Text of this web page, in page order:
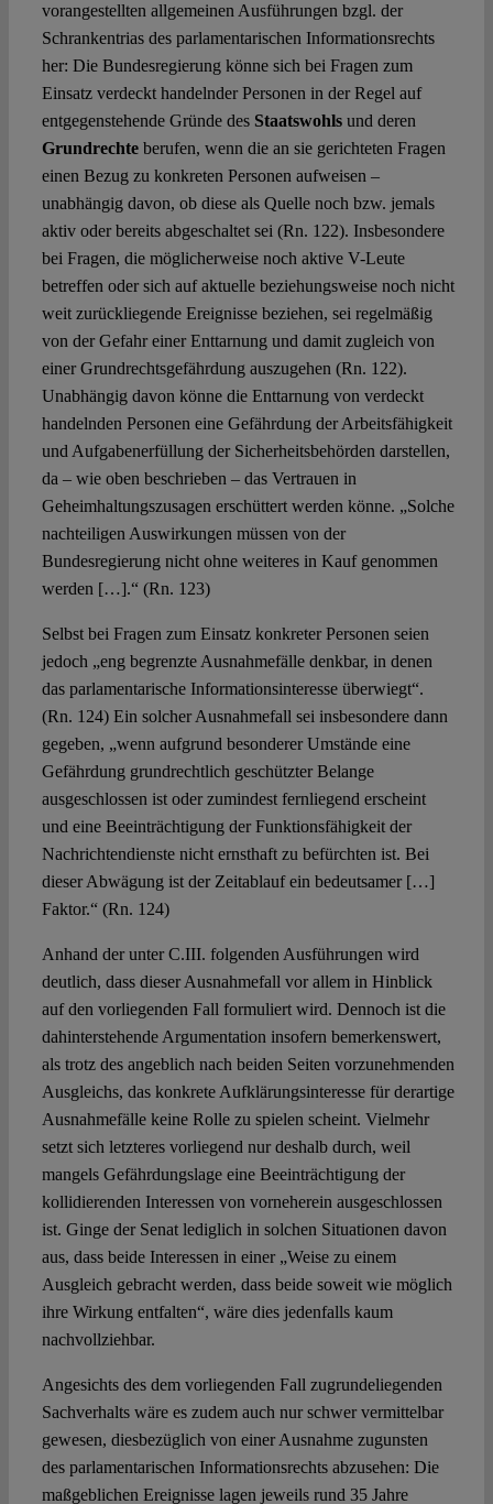
vorangestellten allgemeinen Ausführungen bzgl. der
Schrankentrias des parlamentarischen Informationsrechts
her: Die Bundesregierung könne sich bei Fragen zum
Einsatz verdeckt handelnder Personen in der Regel auf
entgegenstehende Gründe des Staatswohlsund deren
Grundrechteberufen, wenn die an sie gerichteten Fragen
einen Bezug zu konkreten Personen aufweisen –
unabhängig davon, ob diese als Quelle noch bzw. jemals
aktiv oder bereits abgeschaltet sei (Rn. 122). Insbesondere
bei Fragen, die möglicherweise noch aktive V-Leute
betreffen oder sich auf aktuelle beziehungsweise noch nicht
weit zurückliegende Ereignisse beziehen, sei regelmäßig
von der Gefahr einer Enttarnung und damit zugleich von
einer Grundrechtsgefährdung auszugehen (Rn. 122).
Unabhängig davon könne die Enttarnung von verdeckt
handelnden Personen eine Gefährdung der Arbeitsfähigkeit
und Aufgabenerfüllung der Sicherheitsbehörden darstellen,
da – wie oben beschrieben – das Vertrauen in
Geheimhaltungszusagen erschüttert werden könne. „Solche
nachteiligen Auswirkungen müssen von der
Bundesregierung nicht ohne weiteres in Kauf genommen
werden […].“ (Rn. 123)
Selbst bei Fragen zum Einsatz konkreter Personen seien
jedoch „eng begrenzte Ausnahmefälle denkbar, in denen
das parlamentarische Informationsinteresse überwiegt“.
(Rn. 124) Ein solcher Ausnahmefall sei insbesondere dann
gegeben, „wenn aufgrund besonderer Umstände eine
Gefährdung grundrechtlich geschützter Belange
ausgeschlossen ist oder zumindest fernliegend erscheint
und eine Beeinträchtigung der Funktionsfähigkeit der
Nachrichtendienste nicht ernsthaft zu befürchten ist. Bei
dieser Abwägung ist der Zeitablauf ein bedeutsamer […]
Faktor.“ (Rn. 124)
Anhand der unter C.III. folgenden Ausführungen wird
deutlich, dass dieser Ausnahmefall vor allem in Hinblick
auf den vorliegenden Fall formuliert wird. Dennoch ist die
dahinterstehende Argumentation insofern bemerkenswert,
als trotz des angeblich nach beiden Seiten vorzunehmenden
Ausgleichs, das konkrete Aufklärungsinteresse für derartige
Ausnahmefälle keine Rolle zu spielen scheint. Vielmehr
setzt sich letzteres vorliegend nur deshalb durch, weil
mangels Gefährdungslage eine Beeinträchtigung der
kollidierenden Interessen von vorneherein ausgeschlossen
ist. Ginge der Senat lediglich in solchen Situationen davon
aus, dass beide Interessen in einer „Weise zu einem
Ausgleich gebracht werden, dass beide soweit wie möglich
ihre Wirkung entfalten“, wäre dies jedenfalls kaum
nachvollziehbar.
Angesichts des dem vorliegenden Fall zugrundeliegenden
Sachverhalts wäre es zudem auch nur schwer vermittelbar
gewesen, diesbezüglich von einer Ausnahme zugunsten
des parlamentarischen Informationsrechts abzusehen: Die
maßgeblichen Ereignisse lagen jeweils rund 35 Jahre